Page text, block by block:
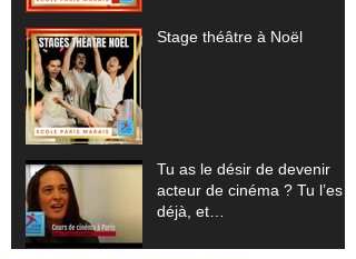
Stage théâtre à Noël
Tu as le désir de devenir
acteur de cinéma ? Tu l’es
déjà, et…